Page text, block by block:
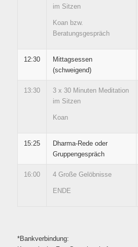
im Sitzen
Koan bzw.
Beratungsgespräch
12:30
Mittagsessen
(schweigend)
13:30
3 x 30 Minuten Meditation
im Sitzen
Koan
15:25
Dharma-Rede oder
Gruppengespräch
16:00 4 Große Gelöbnisse
ENDE
*Bankverbindung: